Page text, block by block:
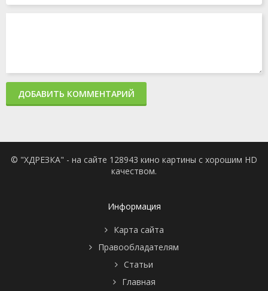
ДОБАВИТЬ КОММЕНТАРИЙ
© "ХДРЕЗКА" - на сайте 128943 кино картины с хорошим HD
качеством.
Информация
Карта сайта
Правообладателям
Статьи
Главная